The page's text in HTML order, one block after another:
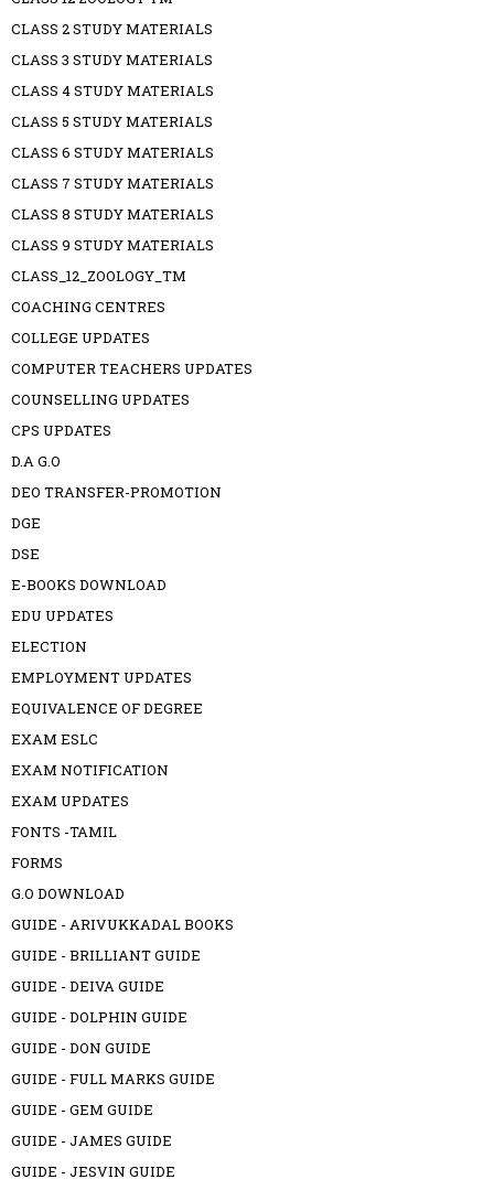
CLASS 2 STUDY MATERIALS
CLASS 3 STUDY MATERIALS
CLASS 4 STUDY MATERIALS
CLASS 5 STUDY MATERIALS
CLASS 6 STUDY MATERIALS
CLASS 7 STUDY MATERIALS
CLASS 8 STUDY MATERIALS
CLASS 9 STUDY MATERIALS
CLASS_12_ZOOLOGY_TM
COACHING CENTRES
COLLEGE UPDATES
COMPUTER TEACHERS UPDATES
COUNSELLING UPDATES
CPS UPDATES
D.A G.O
DEO TRANSFER-PROMOTION
DGE
DSE
E-BOOKS DOWNLOAD
EDU UPDATES
ELECTION
EMPLOYMENT UPDATES
EQUIVALENCE OF DEGREE
EXAM ESLC
EXAM NOTIFICATION
EXAM UPDATES
FONTS -TAMIL
FORMS
G.O DOWNLOAD
GUIDE - ARIVUKKADAL BOOKS
GUIDE - BRILLIANT GUIDE
GUIDE - DEIVA GUIDE
GUIDE - DOLPHIN GUIDE
GUIDE - DON GUIDE
GUIDE - FULL MARKS GUIDE
GUIDE - GEM GUIDE
GUIDE - JAMES GUIDE
GUIDE - JESVIN GUIDE